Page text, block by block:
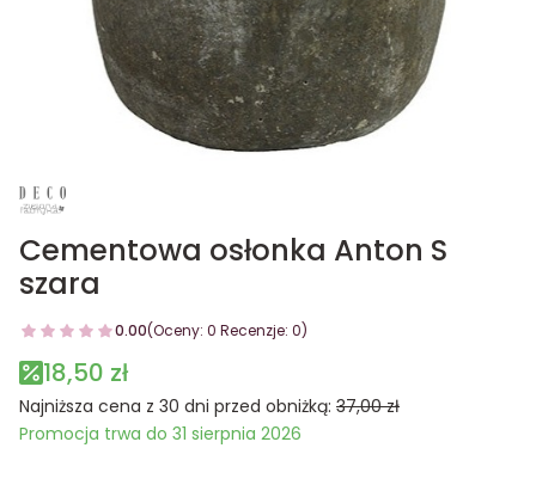
Cementowa osłonka Anton S
szara
0.00(Oceny: 0 Recenzje: 0)
18,50 zł
Najniższa cena z 30 dni przed obniżką: 37,00 zł
Promocja trwa do 31 sierpnia 2026